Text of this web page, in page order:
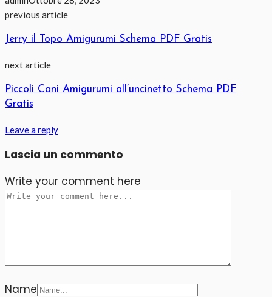
previous article
Jerry il Topo Amigurumi Schema PDF Gratis
next article
Piccoli Cani Amigurumi all’uncinetto Schema PDF
Gratis
Leave a reply
Lascia un commento
Write your comment here
Name